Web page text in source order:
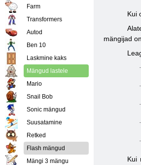
Kui
mängijad
·
·
·
·
·
Kui
Farm
Transformers
Autod
Ben 10
Laskmine kaks
Mängud lastele
Mario
Snail Bob
Sonic mängud
Suusatamine
Retked
Flash mängud
Mängi 3 mängu